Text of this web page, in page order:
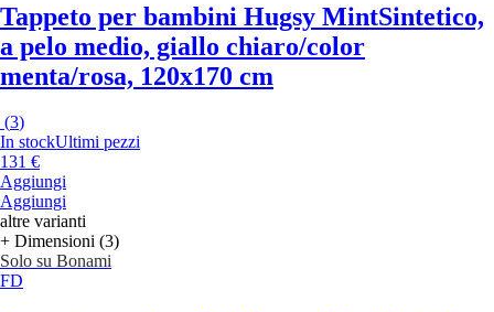
Tappeto per bambini Hugsy MintSintetico,
a pelo medio, giallo chiaro/color
menta/rosa, 120x170 cm
(3)
In stockUltimi pezzi
131 €
Aggiungi
Aggiungi
altre varianti
+ Dimensioni (3)
Solo su Bonami
FD